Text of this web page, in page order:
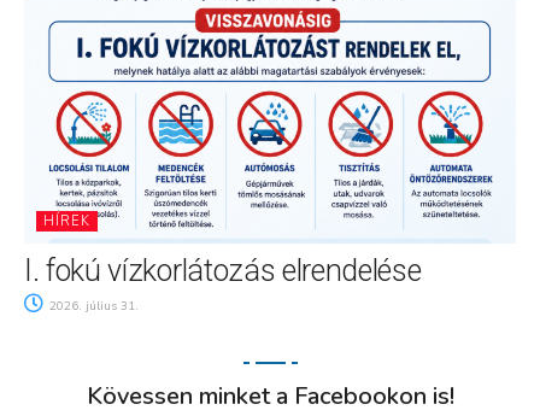
HÍREK
I. fokú vízkorlátozás elrendelése
2026. július 31.
Kövessen minket a Facebookon is!